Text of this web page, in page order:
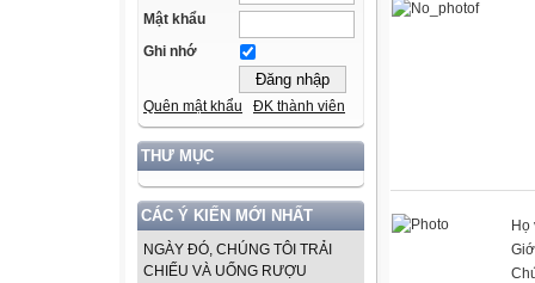
Mật khẩu
Ghi nhớ
Quên mật khẩu ĐK thành viên
THƯ MỤC
CÁC Ý KIẾN MỚI NHẤT
NGÀY ĐÓ, CHÚNG TÔI TRẢI
CHIẾU VÀ UỐNG RƯỢU
Họ